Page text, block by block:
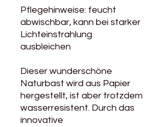
Pflegehinweise: feucht
abwischbar, kann bei starker
Lichteinstrahlung
ausbleichen
Dieser wunderschöne
Naturbast wird aus Papier
hergestellt, ist aber trotzdem
wasserresistent. Durch das
innovative